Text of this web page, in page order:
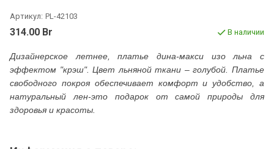
Артикул: PL-42103
314.00 Br В наличии
Дизайнерское летнее, платье дина-макси изо льна с
эффектом "крэш". Цвет льняной ткани – голубой. Платье
свободного покроя обеспечивает комфорт и удобство, а
натуральный лен-это подарок от самой природы для
здоровья и красоты.